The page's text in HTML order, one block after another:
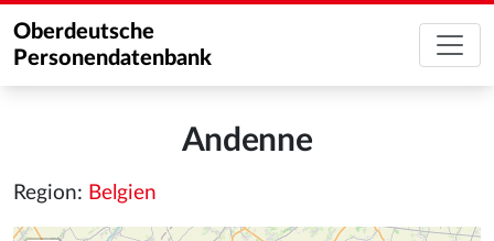
Oberdeutsche
Personendatenbank
Andenne
Region: Belgien